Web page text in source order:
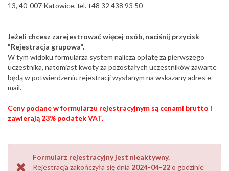
13, 40-007 Katowice, tel. +48 32 438 93 50
Jeżeli chcesz zarejestrować więcej osób, naciśnij przycisk
"Rejestracja grupowa".
W tym widoku formularza system nalicza opłatę za pierwszego
uczestnika, natomiast kwoty za pozostałych uczestników zawarte
będą w potwierdzeniu rejestracji wysłanym na wskazany adres e-
mail.
Ceny podane w formularzu rejestracyjnym są cenami brutto i
zawierają 23% podatek VAT.
Formularz rejestracyjny jest nieaktywny.
Rejestracja zakończyła się dnia 2024-04-22o godzinie